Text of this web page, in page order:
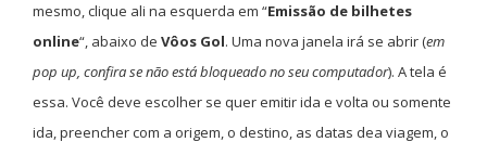
mesmo, clique ali na esquerda em “Emissão de bilhetes
online“, abaixo de Vôos Gol. Uma nova janela irá se abrir (em
pop up, confira se não está bloqueado no seu computador). A tela é
essa. Você deve escolher se quer emitir ida e volta ou somente
ida, preencher com a origem, o destino, as datas dea viagem, o